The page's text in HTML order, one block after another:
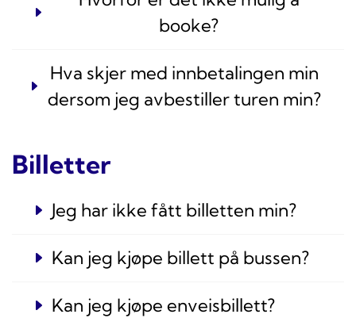
booke?
Hva skjer med innbetalingen min
dersom jeg avbestiller turen min?
Billetter
Jeg har ikke fått billetten min?
Kan jeg kjøpe billett på bussen?
Kan jeg kjøpe enveisbillett?